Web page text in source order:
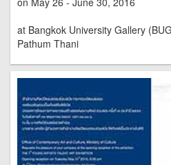
at Bangkok University Gallery
Pathum Thani